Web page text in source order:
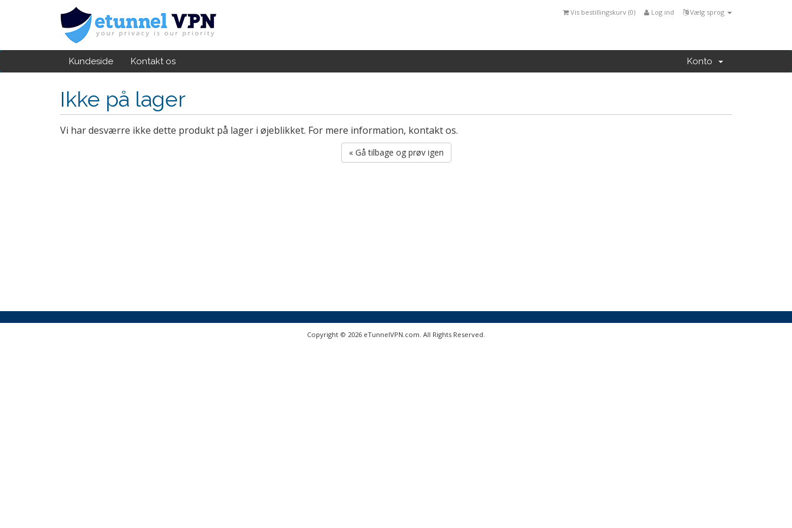
Vælg sprog
Log ind
Vis bestillingskurv (0)
Kundeside Kontakt os Konto
Ikke på lager
Vi har desværre ikke dette produkt på lager i øjeblikket. For mere information, kontakt os.
« Gå tilbage og prøv igen
Copyright © 2026 eTunnelVPN.com. All Rights Reserved.